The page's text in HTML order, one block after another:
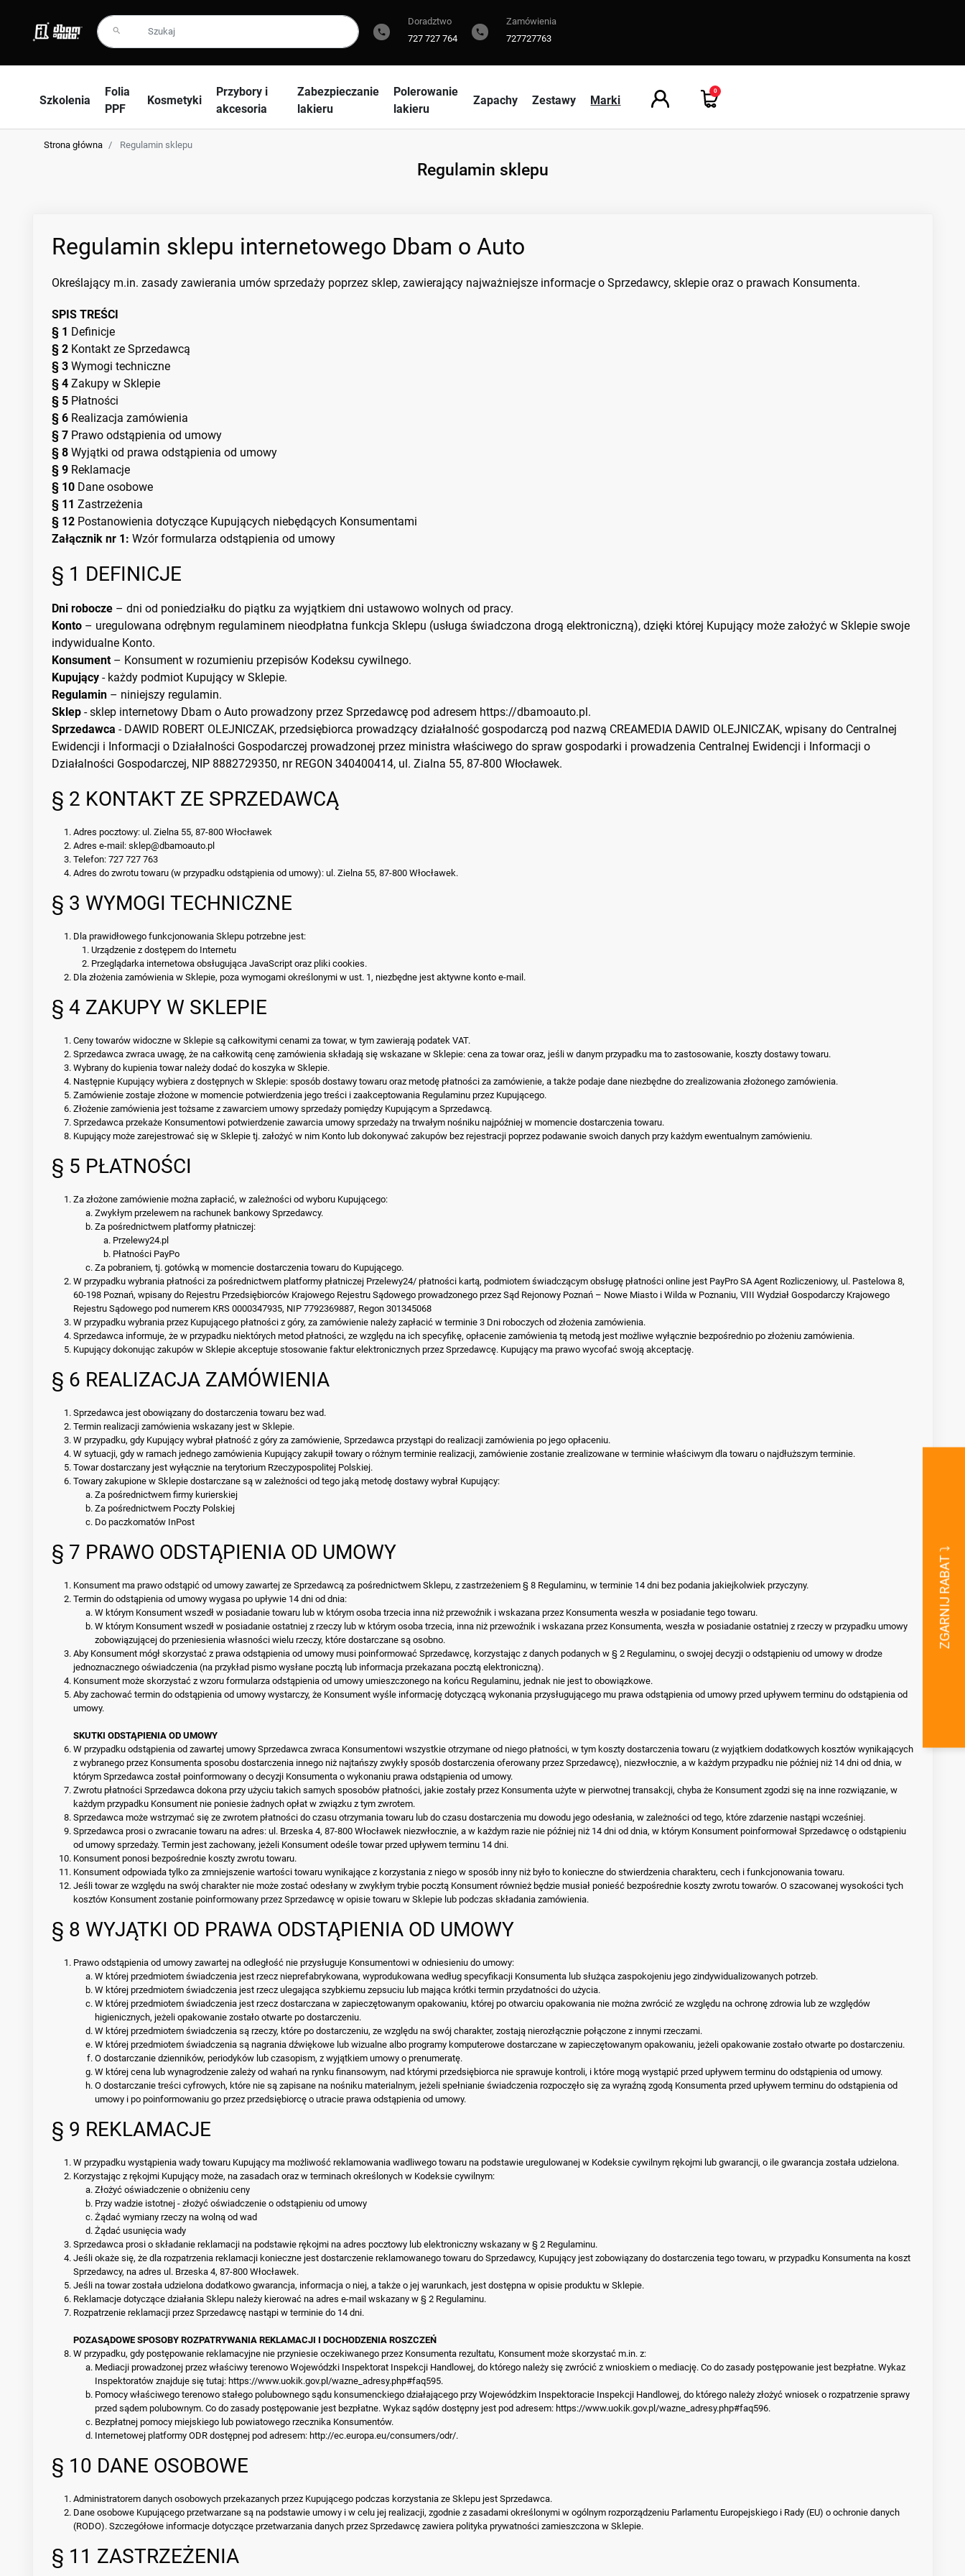
search phone
Doradztwo
727 727 764
phone
Zamówienia
727727763
Szkolenia
Folia
PPF
Kosmetyki
Przybory i
akcesoria
Zabezpieczanie
lakieru
Polerowanie
lakieru
Zapachy Zestawy Marki
0
Strona główna Regulamin sklepu
Regulamin sklepu
Regulamin sklepu internetowego Dbam o Auto
Określający m.in. zasady zawierania umów sprzedaży poprzez sklep, zawierający najważniejsze informacje o Sprzedawcy, sklepie oraz o prawach Konsumenta.
SPIS TREŚCI
§ 1 Definicje
§ 2Kontakt ze Sprzedawcą
§ 3Wymogi techniczne
§ 4Zakupy w Sklepie
§ 5Płatności
§ 6Realizacja zamówienia
§ 7Prawo odstąpienia od umowy
§ 8Wyjątki od prawa odstąpienia od umowy
§ 9Reklamacje
§ 10Dane osobowe
§ 11 Zastrzeżenia
§ 12Postanowienia dotyczące Kupujących niebędących Konsumentami
Załącznik nr 1: Wzór formularza odstąpienia od umowy
§ 1 DEFINICJE
Dni robocze– dni od poniedziałku do piątku za wyjątkiem dni ustawowo wolnych od pracy.
Konto– uregulowana odrębnym regulaminem nieodpłatna funkcja Sklepu (usługa świadczona drogą elektroniczną), dzięki której Kupujący może założyć w Sklepie swoje
indywidualne Konto.
Konsument– Konsument w rozumieniu przepisów Kodeksu cywilnego.
Kupujący- każdy podmiot Kupujący w Sklepie.
Regulamin– niniejszy regulamin.
Sklep- sklep internetowy Dbam o Auto prowadzony przez Sprzedawcę pod adresem https://dbamoauto.pl.
Sprzedawca - DAWID ROBERT OLEJNICZAK, przedsiębiorca prowadzący działalność gospodarczą pod nazwą CREAMEDIA DAWID OLEJNICZAK, wpisany do Centralnej
Ewidencji i Informacji o Działalności Gospodarczej prowadzonej przez ministra właściwego do spraw gospodarki i prowadzenia Centralnej Ewidencji i Informacji o
Działalności Gospodarczej, NIP 8882729350, nr REGON 340400414, ul. Zialna 55, 87-800 Włocławek.
§ 2 KONTAKT ZE SPRZEDAWCĄ
Adres pocztowy: ul. Zielna 55, 87-800 Włocławek
Adres e-mail: sklep@dbamoauto.pl
Telefon: 727 727 763
Adres do zwrotu towaru (w przypadku odstąpienia od umowy): ul. Zielna 55, 87-800 Włocławek.
§ 3 WYMOGI TECHNICZNE
Dla prawidłowego funkcjonowania Sklepu potrzebne jest:
Urządzenie z dostępem do Internetu
Przeglądarka internetowa obsługująca JavaScript oraz pliki cookies.
Dla złożenia zamówienia w Sklepie, poza wymogami określonymi w ust. 1, niezbędne jest aktywne konto e-mail.
§ 4 ZAKUPY W SKLEPIE
Ceny towarów widoczne w Sklepie są całkowitymi cenami za towar, w tym zawierają podatek VAT.
Sprzedawca zwraca uwagę, że na całkowitą cenę zamówienia składają się wskazane w Sklepie: cena za towar oraz, jeśli w danym przypadku ma to zastosowanie, koszty dostawy towaru.
Wybrany do kupienia towar należy dodać do koszyka w Sklepie.
Następnie Kupujący wybiera z dostępnych w Sklepie: sposób dostawy towaru oraz metodę płatności za zamówienie, a także podaje dane niezbędne do zrealizowania złożonego zamówienia.
Zamówienie zostaje złożone w momencie potwierdzenia jego treści i zaakceptowania Regulaminu przez Kupującego.
Złożenie zamówienia jest tożsame z zawarciem umowy sprzedaży pomiędzy Kupującym a Sprzedawcą.
Sprzedawca przekaże Konsumentowi potwierdzenie zawarcia umowy sprzedaży na trwałym nośniku najpóźniej w momencie dostarczenia towaru.
Kupujący może zarejestrować się w Sklepie tj. założyć w nim Konto lub dokonywać zakupów bez rejestracji poprzez podawanie swoich danych przy każdym ewentualnym zamówieniu.
§ 5 PŁATNOŚCI
Za złożone zamówienie można zapłacić, w zależności od wyboru Kupującego:
Zwykłym przelewem na rachunek bankowy Sprzedawcy.
Za pośrednictwem platformy płatniczej:
Przelewy24.pl
Płatności PayPo
Za pobraniem, tj. gotówką w momencie dostarczenia towaru do Kupującego.
W przypadku wybrania płatności za pośrednictwem platformy płatniczej Przelewy24/ płatności kartą, podmiotem świadczącym obsługę płatności online jest PayPro SA Agent Rozliczeniowy, ul. Pastelowa 8,
60-198 Poznań, wpisany do Rejestru Przedsiębiorców Krajowego Rejestru Sądowego prowadzonego przez Sąd Rejonowy Poznań – Nowe Miasto i Wilda w Poznaniu, VIII Wydział Gospodarczy Krajowego
Rejestru Sądowego pod numerem KRS 0000347935, NIP 7792369887, Regon 301345068
W przypadku wybrania przez Kupującego płatności z góry, za zamówienie należy zapłacić w terminie 3 Dni roboczych od złożenia zamówienia.
Sprzedawca informuje, że w przypadku niektórych metod płatności, ze względu na ich specyfikę, opłacenie zamówienia tą metodą jest możliwe wyłącznie bezpośrednio po złożeniu zamówienia.
Kupujący dokonując zakupów w Sklepie akceptuje stosowanie faktur elektronicznych przez Sprzedawcę. Kupujący ma prawo wycofać swoją akceptację.
§ 6 REALIZACJA ZAMÓWIENIA
Sprzedawca jest obowiązany do dostarczenia towaru bez wad.
Termin realizacji zamówienia wskazany jest w Sklepie.
W przypadku, gdy Kupujący wybrał płatność z góry za zamówienie, Sprzedawca przystąpi do realizacji zamówienia po jego opłaceniu.
W sytuacji, gdy w ramach jednego zamówienia Kupujący zakupił towary o różnym terminie realizacji, zamówienie zostanie zrealizowane w terminie właściwym dla towaru o najdłuższym terminie.
Towar dostarczany jest wyłącznie na terytorium Rzeczypospolitej Polskiej.
Towary zakupione w Sklepie dostarczane są w zależności od tego jaką metodę dostawy wybrał Kupujący:
Za pośrednictwem firmy kurierskiej
Za pośrednictwem Poczty Polskiej
Do paczkomatów InPost
§ 7 PRAWO ODSTĄPIENIA OD UMOWY
Konsument ma prawo odstąpić od umowy zawartej ze Sprzedawcą za pośrednictwem Sklepu, z zastrzeżeniem § 8 Regulaminu, w terminie 14 dni bez podania jakiejkolwiek przyczyny.
Termin do odstąpienia od umowy wygasa po upływie 14 dni od dnia:
W którym Konsument wszedł w posiadanie towaru lub w którym osoba trzecia inna niż przewoźnik i wskazana przez Konsumenta weszła w posiadanie tego towaru.
W którym Konsument wszedł w posiadanie ostatniej z rzeczy lub w którym osoba trzecia, inna niż przewoźnik i wskazana przez Konsumenta, weszła w posiadanie ostatniej z rzeczy w przypadku umowy
zobowiązującej do przeniesienia własności wielu rzeczy, które dostarczane są osobno.
Aby Konsument mógł skorzystać z prawa odstąpienia od umowy musi poinformować Sprzedawcę, korzystając z danych podanych w § 2 Regulaminu, o swojej decyzji o odstąpieniu od umowy w drodze
jednoznacznego oświadczenia (na przykład pismo wysłane pocztą lub informacja przekazana pocztą elektroniczną).
Konsument może skorzystać z wzoru formularza odstąpienia od umowy umieszczonego na końcu Regulaminu, jednak nie jest to obowiązkowe.
Aby zachować termin do odstąpienia od umowy wystarczy, że Konsument wyśle informację dotyczącą wykonania przysługującego mu prawa odstąpienia od umowy przed upływem terminu do odstąpienia od
umowy.
SKUTKI ODSTĄPIENIA OD UMOWY
W przypadku odstąpienia od zawartej umowy Sprzedawca zwraca Konsumentowi wszystkie otrzymane od niego płatności, w tym koszty dostarczenia towaru (z wyjątkiem dodatkowych kosztów wynikających
z wybranego przez Konsumenta sposobu dostarczenia innego niż najtańszy zwykły sposób dostarczenia oferowany przez Sprzedawcę), niezwłocznie, a w każdym przypadku nie później niż 14 dni od dnia, w
którym Sprzedawca został poinformowany o decyzji Konsumenta o wykonaniu prawa odstąpienia od umowy.
Zwrotu płatności Sprzedawca dokona przy użyciu takich samych sposobów płatności, jakie zostały przez Konsumenta użyte w pierwotnej transakcji, chyba że Konsument zgodzi się na inne rozwiązanie, w
każdym przypadku Konsument nie poniesie żadnych opłat w związku z tym zwrotem.
Sprzedawca może wstrzymać się ze zwrotem płatności do czasu otrzymania towaru lub do czasu dostarczenia mu dowodu jego odesłania, w zależności od tego, które zdarzenie nastąpi wcześniej.
Sprzedawca prosi o zwracanie towaru na adres: ul. Brzeska 4, 87-800 Włocławek niezwłocznie, a w każdym razie nie później niż 14 dni od dnia, w którym Konsument poinformował Sprzedawcę o odstąpieniu
od umowy sprzedaży. Termin jest zachowany, jeżeli Konsument odeśle towar przed upływem terminu 14 dni.
Konsument ponosi bezpośrednie koszty zwrotu towaru.
Konsument odpowiada tylko za zmniejszenie wartości towaru wynikające z korzystania z niego w sposób inny niż było to konieczne do stwierdzenia charakteru, cech i funkcjonowania towaru.
Jeśli towar ze względu na swój charakter nie może zostać odesłany w zwykłym trybie pocztą Konsument również będzie musiał ponieść bezpośrednie koszty zwrotu towarów. O szacowanej wysokości tych
kosztów Konsument zostanie poinformowany przez Sprzedawcę w opisie towaru w Sklepie lub podczas składania zamówienia.
§ 8 WYJĄTKI OD PRAWA ODSTĄPIENIA OD UMOWY
Prawo odstąpienia od umowy zawartej na odległość nie przysługuje Konsumentowi w odniesieniu do umowy:
W której przedmiotem świadczenia jest rzecz nieprefabrykowana, wyprodukowana według specyfikacji Konsumenta lub służąca zaspokojeniu jego zindywidualizowanych potrzeb.
W której przedmiotem świadczenia jest rzecz ulegająca szybkiemu zepsuciu lub mająca krótki termin przydatności do użycia.
W której przedmiotem świadczenia jest rzecz dostarczana w zapieczętowanym opakowaniu, której po otwarciu opakowania nie można zwrócić ze względu na ochronę zdrowia lub ze względów
higienicznych, jeżeli opakowanie zostało otwarte po dostarczeniu.
W której przedmiotem świadczenia są rzeczy, które po dostarczeniu, ze względu na swój charakter, zostają nierozłącznie połączone z innymi rzeczami.
W której przedmiotem świadczenia są nagrania dźwiękowe lub wizualne albo programy komputerowe dostarczane w zapieczętowanym opakowaniu, jeżeli opakowanie zostało otwarte po dostarczeniu.
O dostarczanie dzienników, periodyków lub czasopism, z wyjątkiem umowy o prenumeratę.
W której cena lub wynagrodzenie zależy od wahań na rynku finansowym, nad którymi przedsiębiorca nie sprawuje kontroli, i które mogą wystąpić przed upływem terminu do odstąpienia od umowy.
O dostarczanie treści cyfrowych, które nie są zapisane na nośniku materialnym, jeżeli spełnianie świadczenia rozpoczęło się za wyraźną zgodą Konsumenta przed upływem terminu do odstąpienia od
umowy i po poinformowaniu go przez przedsiębiorcę o utracie prawa odstąpienia od umowy.
§ 9 REKLAMACJE
W przypadku wystąpienia wady towaru Kupujący ma możliwość reklamowania wadliwego towaru na podstawie uregulowanej w Kodeksie cywilnym rękojmi lub gwarancji, o ile gwarancja została udzielona.
Korzystając z rękojmi Kupujący może, na zasadach oraz w terminach określonych w Kodeksie cywilnym:
Złożyć oświadczenie o obniżeniu ceny
Przy wadzie istotnej - złożyć oświadczenie o odstąpieniu od umowy
Żądać wymiany rzeczy na wolną od wad
Żądać usunięcia wady
Sprzedawca prosi o składanie reklamacji na podstawie rękojmi na adres pocztowy lub elektroniczny wskazany w § 2 Regulaminu.
Jeśli okaże się, że dla rozpatrzenia reklamacji konieczne jest dostarczenie reklamowanego towaru do Sprzedawcy, Kupujący jest zobowiązany do dostarczenia tego towaru, w przypadku Konsumenta na koszt
Sprzedawcy, na adres ul. Brzeska 4, 87-800 Włocławek.
Jeśli na towar została udzielona dodatkowo gwarancja, informacja o niej, a także o jej warunkach, jest dostępna w opisie produktu w Sklepie.
Reklamacje dotyczące działania Sklepu należy kierować na adres e-mail wskazany w § 2 Regulaminu.
Rozpatrzenie reklamacji przez Sprzedawcę nastąpi w terminie do 14 dni.
POZASĄDOWE SPOSOBY ROZPATRYWANIA REKLAMACJI I DOCHODZENIA ROSZCZEŃ
W przypadku, gdy postępowanie reklamacyjne nie przyniesie oczekiwanego przez Konsumenta rezultatu, Konsument może skorzystać m.in. z:
Mediacji prowadzonej przez właściwy terenowo Wojewódzki Inspektorat Inspekcji Handlowej, do którego należy się zwrócić z wnioskiem o mediację. Co do zasady postępowanie jest bezpłatne. Wykaz
Inspektoratów znajduje się tutaj: https://www.uokik.gov.pl/wazne_adresy.php#faq595.
Pomocy właściwego terenowo stałego polubownego sądu konsumenckiego działającego przy Wojewódzkim Inspektoracie Inspekcji Handlowej, do którego należy złożyć wniosek o rozpatrzenie sprawy
przed sądem polubownym. Co do zasady postępowanie jest bezpłatne. Wykaz sądów dostępny jest pod adresem: https://www.uokik.gov.pl/wazne_adresy.php#faq596.
Bezpłatnej pomocy miejskiego lub powiatowego rzecznika Konsumentów.
Internetowej platformy ODR dostępnej pod adresem: http://ec.europa.eu/consumers/odr/.
§ 10 DANE OSOBOWE
Administratorem danych osobowych przekazanych przez Kupującego podczas korzystania ze Sklepu jest Sprzedawca.
Dane osobowe Kupującego przetwarzane są na podstawie umowy i w celu jej realizacji, zgodnie z zasadami określonymi w ogólnym rozporządzeniu Parlamentu Europejskiego i Rady (EU) o ochronie danych
(RODO). Szczegółowe informacje dotyczące przetwarzania danych przez Sprzedawcę zawiera polityka prywatności zamieszczona w Sklepie.
§ 11 ZASTRZEŻENIA